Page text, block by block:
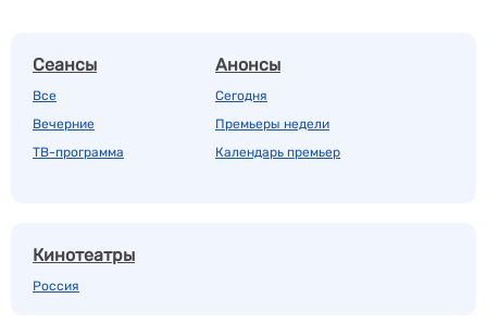
Сеансы
Все
Вечерние
ТВ-программа
Анонсы
Сегодня
Премьеры недели
Календарь премьер
Кинотеатры
Россия